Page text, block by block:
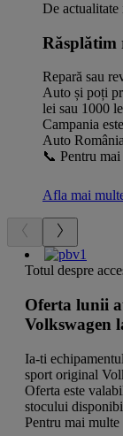
De actualitate
Răsplătim
Repară sau
Auto și poți
lei sau 1000
Campania
Auto
📞 Pentru
Afla mai
Totul despre
Oferta lunii
Volkswagen
Ia-ti
sport original
Oferta este
stocului
Pentru mai